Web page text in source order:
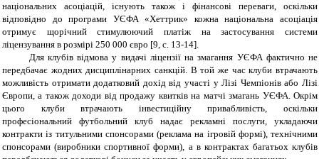
національних асоціацій, існують також і фінансові переваги, оскільки
відповідно до програми УЄФА «Хеттрик» кожна національна асоціація
отримує щорічний стимулюючий платіж на застосування системи
ліцензування в розмірі 250 000 євро [9, с. 13-14].
Для клубів відмова у видачі ліцензії на змагання УЄФА фактично не
передбачає жодних дисциплінарних санкцій. В той же час клуби втрачають
можливість отримати додатковий дохід від участі у Лізі Чемпіонів або Лізі
Європи, а також доходи від продажу квитків на матчі змагань УЄФА. Окрім
цього клуби втрачають інвестиційну привабливість, оскільки
професіональний футбольний клуб надає рекламні послуги, укладаючи
контракти із титульними спонсорами (реклама на ігровій формі), технічними
спонсорами (виробники спортивної форми), а в контрактах багатьох клубів